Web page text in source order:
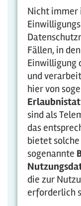
Nicht immer
Fällen, in
Einwilligung
und
hier von
sind als
das
bietet
sogenannte
die zur
erforderlich